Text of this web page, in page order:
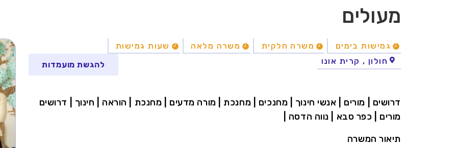
מעולים
גמישות בימים משרה חלקית משרה מלאה
שעות גמישות
חולון , קרית אונו
להגשת מועמדות
דרושים | מורים | אנשי חינוך | מחנכים | מחנכת | מורה מדעים | מחנכת | הוראה | חינוך | דרושים
מורים | כפר סבא | נווה הדסה |
תיאור המשרה